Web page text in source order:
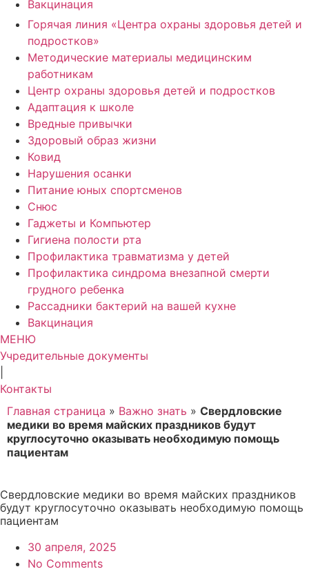
Вакцинация
Горячая линия «Центра охраны здоровья детей и
подростков»
Методические материалы медицинским
работникам
Центр охраны здоровья детей и подростков
Адаптация к школе
Вредные привычки
Здоровый образ жизни
Ковид
Нарушения осанки
Питание юных спортсменов
Снюс
Гаджеты и Компьютер
Гигиена полости рта
Профилактика травматизма у детей
Профилактика синдрома внезапной смерти
грудного ребенка
Рассадники бактерий на вашей кухне
Вакцинация
МЕНЮ
Учредительные документы
Контакты
Главная страница » Важно знать » Свердловские
медики во время майских праздников будут
круглосуточно оказывать необходимую помощь
пациентам
Свердловские медики во время майских праздников
будут круглосуточно оказывать необходимую помощь
пациентам
30 апреля, 2025
No Comments